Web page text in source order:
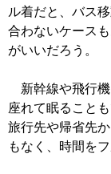
ル着だと、バス
合わないケース
がいいだろう。
新幹線や飛行機
座れて眠ること
旅行先や帰省先
もなく、時間を